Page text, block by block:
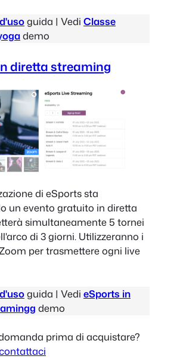
guida | Vedi Classe
demo
diretta streaming
di eSports sta
un evento gratuito in diretta
simultaneamente 5 tornei
di 3 giorni. Utilizzeranno i
per trasmettere ogni live
guida | Vedi eSports in
g demo
prima di acquistare?